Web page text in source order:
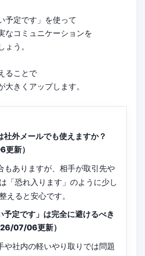
予定です」を使って
なコミュニケーションを
う。
ることで
大きくアップします。
社外メールでも使えますか？
新）
もありますが、相手が取引先や
「恐れ入ります」のように少し
えると安心です。
予定です」は完全に避けるべき
07/06更新）
や社内の軽いやり取りでは問題